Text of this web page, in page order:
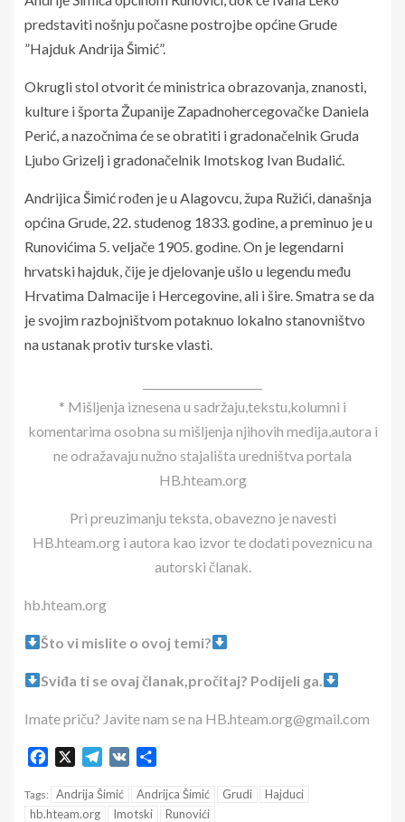
predstaviti nošnju počasne postrojbe općine Grude
”Hajduk Andrija Šimić”.
Okrugli stol otvorit će ministrica obrazovanja, znanosti,
kulture i športa Županije Zapadnohercegovačke Daniela
Perić, a nazočnima će se obratiti i gradonačelnik Gruda
Ljubo Grizelj i gradonačelnik Imotskog Ivan Budalić.
Andrijica Šimić rođen je u Alagovcu, župa Ružići, današnja
općina Grude, 22. studenog 1833. godine, a preminuo je u
Runovićima 5. veljače 1905. godine. On je legendarni
hrvatski hajduk, čije je djelovanje ušlo u legendu među
Hrvatima Dalmacije i Hercegovine, ali i šire. Smatra se da
je svojim razbojništvom potaknuo lokalno stanovništvo
na ustanak protiv turske vlasti.
* Mišljenja iznesena u sadržaju,tekstu,kolumni i
komentarima osobna su mišljenja njihovih medija,autora i
ne odražavaju nužno stajališta uredništva portala
HB.hteam.org
Pri preuzimanju teksta, obavezno je navesti
HB.hteam.org i autora kao izvor te dodati poveznicu na
autorski članak.
hb.hteam.org
Što vi mislite o ovoj temi?
Sviđa ti se ovaj članak,pročitaj? Podijeli ga.
Imate priču? Javite nam se na HB.hteam.org@gmail.com
Facebook Telegram
VK
Tags: Andrija Šimić Andrijca Šimić Grudi
Hajduci
hb.hteam.org
Imotski Runovići